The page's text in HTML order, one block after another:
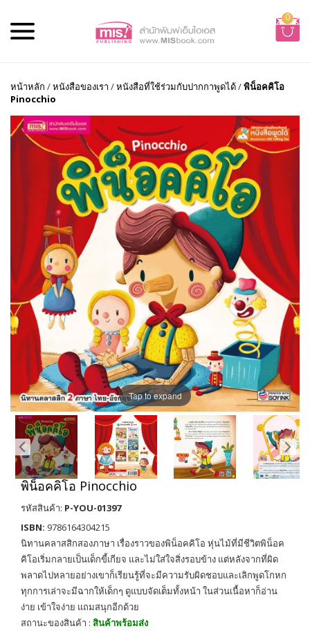
0
หน้าหลัก /หนังสือของเรา /หนังสือที่ใช้ร่วมกับปากกาพูดได้/พิน็อคคิโอ
Pinocchio
Tap to expand
พิน็อคคิโอ Pinocchio
รหัสสินค้า: P-YOU-01397
ISBN: 9786164304215
นิทานคลาสสิกสองภาษา เรื่องราวของพิน็อคคิโอ หุ่นไม้ที่มีชีวิตพิน็อค
คิโอเริ่มกลายเป็นเด็กขี้เกียจ และไม่ใส่ใจสิ่งรอบข้าง แต่หลังจากที่ผิด
พลาดไปหลายอย่างเขาก็เรียนรู้ที่จะมีความรับผิดชอบและเลิกพูดโกหก
ทุกการเล่าจะมีฉากให้เด็กๆ ดูแบบจัดเต็มทั้งหน้า ในส่วนเนื้อหาก็อ่าน
ง่าย เข้าใจง่าย แถมสนุกอีกด้วย
สถานะของสินค้า : สินค้าพร้อมส่ง